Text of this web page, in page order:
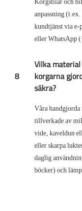
anpassning
kundtjänst via e-
eller WhatsApp
8
Vilka
korgarna
säkra?
Våra
tillverkade av
vide, kaveldun
eller skarpa
daglig
böcker) och